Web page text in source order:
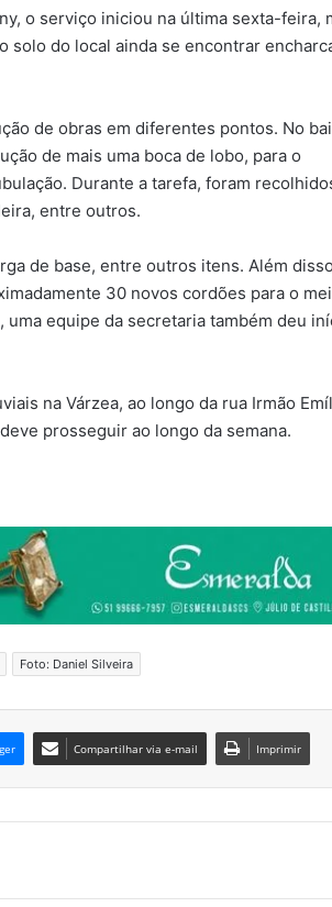
o serviço iniciou na última sexta-feira,
solo do local ainda se encontrar
de obras em diferentes pontos. No
de mais uma boca de lobo, para o
Durante a tarefa, foram
entre outros.
de base, entre outros itens. Além
30 novos cordões para o
equipe da secretaria também deu
na Várzea, ao longo da rua Irmão
prosseguir ao longo da semana.
Foto: Daniel Silveira
Compartilhar via e-mail Imprimir